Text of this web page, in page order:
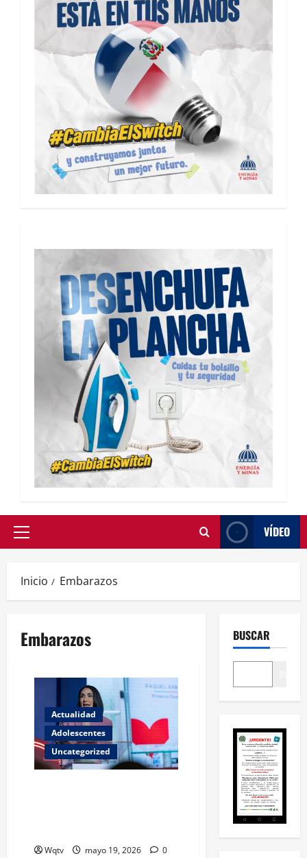
VÍDEO
Inicio Embarazos
Embarazos
Actualidad
Adolescentes
Uncategorized
Wqtv mayo 19, 2026 0
BUSCAR